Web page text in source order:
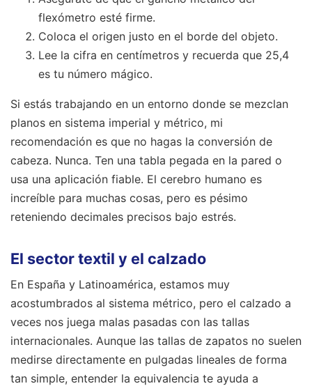
flexómetro esté firme.
Coloca el origen justo en el borde del objeto.
Lee la cifra en centímetros y recuerda que 25,4
es tu número mágico.
Si estás trabajando en un entorno donde se mezclan
planos en sistema imperial y métrico, mi
recomendación es que no hagas la conversión de
cabeza. Nunca. Ten una tabla pegada en la pared o
usa una aplicación fiable. El cerebro humano es
increíble para muchas cosas, pero es pésimo
reteniendo decimales precisos bajo estrés.
El sector textil y el calzado
En España y Latinoamérica, estamos muy
acostumbrados al sistema métrico, pero el calzado a
veces nos juega malas pasadas con las tallas
internacionales. Aunque las tallas de zapatos no suelen
medirse directamente en pulgadas lineales de forma
tan simple, entender la equivalencia te ayuda a